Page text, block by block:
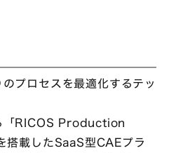
プロセスを最適化するテッ
「RICOS Production
載したSaaS型CAEプラ